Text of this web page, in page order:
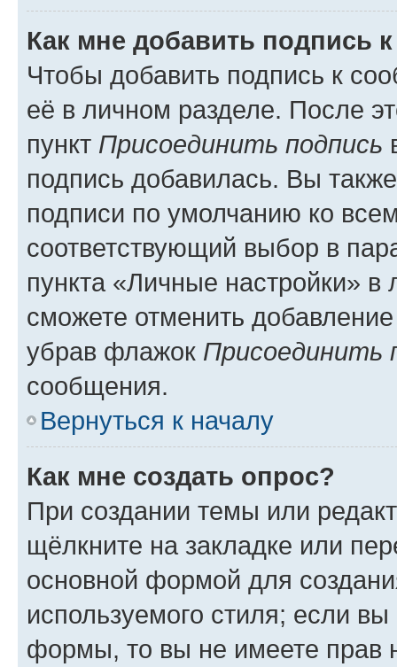
Как мне добавить подпись
Чтобы добавить подпись к
её в личном разделе. После
пункт Присоединить подпись
подпись добавилась. Вы
подписи по умолчанию ко
соответствующий выбор в
пункта «Личные настройки»
сможете отменить
убрав флажок Присоединить
сообщения.
Вернуться к началу
Как мне создать опрос?
При создании темы или
щёлкните на закладке или
основной формой для
используемого стиля; если
формы, то вы не имеете прав